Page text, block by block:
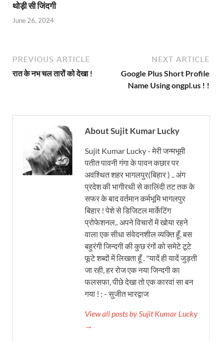
थोड़ी सी जिंदगी
June 26, 2024
PREVIOUS ARTICLE
रात के नभ चल तारों को देखा !
NEXT ARTICLE
Google Plus Short Profile
Name Using ongpl.us ! !
About Sujit Kumar Lucky
Sujit Kumar Lucky - मेरी जन्मभूमी
पतीत पावनी गंगा के पावन कछार पर
अवश्थित शहर भागलपुर(बिहार ) .. अंग
प्रदेश की भागीरथी से कालिंदी तट तक के
सफर के बाद वर्तमान कर्मभूमि भागलपुर
बिहार ! पेशे से डिजिटल मार्केटिंग
प्रोफेशनल.. अपने विचारों में खोया रहने
वाला एक सीधा संवेदनशील व्यक्ति हूँ. बस
बहुरंगी जिन्दगी की कुछ रंगों को समेटे टूटे
फूटे शब्दों में लिखता हूँ . "यादें ही यादें जुड़ती
जा रही, हर रोज एक नया जिन्दगी का
फलसफा, पीछे देखा तो एक कारवां सा बन
गया ! : - सुजीत भारद्वाज
View all posts by Sujit Kumar Lucky
→